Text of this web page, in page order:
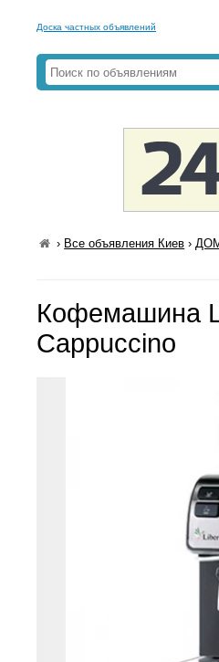
Доска частных объявлений
› Все объявления Киев ›
Кофемашина
Cappuccino